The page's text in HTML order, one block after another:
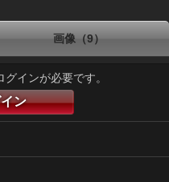
画像（9）
インが必要です。
ン